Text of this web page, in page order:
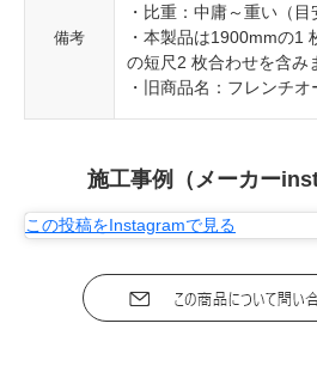
備考
・比重：中庸～重い（目
・本製品は1900mmの1
の短尺2 枚合わせを含み
・旧商品名：フレンチ
施工事例（メーカー
この投稿をInstagramで見る